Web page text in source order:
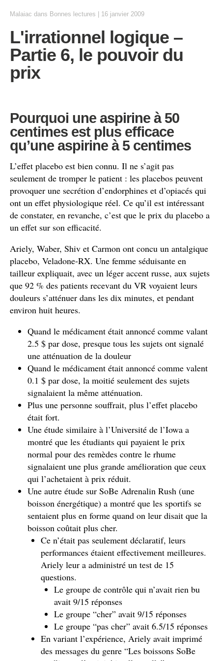
Malaiac dans Bonnes lectures 16 janvier 2009
L'irrationnel logique –
Partie 6, le pouvoir du
prix
Pourquoi une aspirine à 50
centimes est plus efficace
qu’une aspirine à 5 centimes
L’effet placebo est bien connu. Il ne s’agit pas
seulement de tromper le patient : les placebos peuvent
provoquer une secrétion d’endorphines et d’opiacés qui
ont un effet physiologique réel. Ce qu’il est intéressant
de constater, en revanche, c’est que le prix du placebo a
un effet sur son efficacité.
Ariely, Waber, Shiv et Carmon ont concu un antalgique
placebo, Veladone-RX. Une femme séduisante en
tailleur expliquait, avec un léger accent russe, aux sujets
que 92 % des patients recevant du VR voyaient leurs
douleurs s’atténuer dans les dix minutes, et pendant
environ huit heures.
Quand le médicament était annoncé comme valant
2.5 $ par dose, presque tous les sujets ont signalé
une atténuation de la douleur
Quand le médicament était annoncé comme valent
0.1 $ par dose, la moitié seulement des sujets
signalaient la même atténuation.
Plus une personne souffrait, plus l’effet placebo
était fort.
Une étude similaire à l’Université de l’Iowa a
montré que les étudiants qui payaient le prix
normal pour des remèdes contre le rhume
signalaient une plus grande amélioration que ceux
qui l’achetaient à prix réduit.
Une autre étude sur SoBe Adrenalin Rush (une
boisson énergétique) a montré que les sportifs se
sentaient plus en forme quand on leur disait que la
boisson coûtait plus cher.
Ce n’était pas seulement déclaratif, leurs
performances étaient effectivement meilleures.
Ariely leur a administré un test de 15
questions.
Le groupe de contrôle qui n’avait rien bu
avait 9/15 réponses
Le groupe “cher” avait 9/15 réponses
Le groupe “pas cher” avait 6.5/15 réponses
En variant l’expérience, Ariely avait imprimé
des messages du genre “Les boissons SoBe